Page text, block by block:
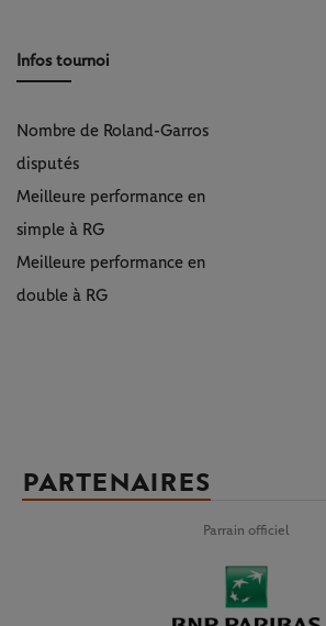
Infos tournoi
Nombre de Roland-Garros
disputés
Meilleure performance en
simple à RG
Meilleure performance en
double à RG
PARTENAIRES
Parrain officiel